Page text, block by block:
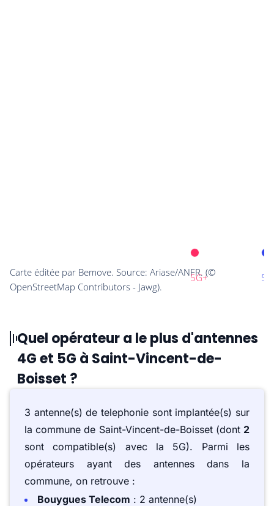
Quel opérateur a le plus d'antennes
4G et 5G à Saint-Vincent-de-
Boisset ?
3 antenne(s) de telephonie sont implantée(s) sur
la commune de Saint-Vincent-de-Boisset (dont 2
sont compatible(s) avec la 5G). Parmi les
opérateurs ayant des antennes dans la
commune, on retrouve :
Bouygues Telecom : 2 antenne(s)